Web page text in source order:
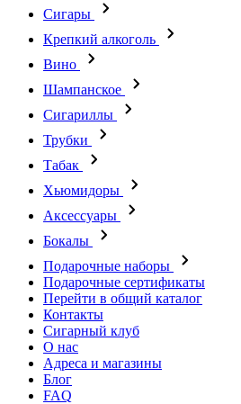
Сигары
Крепкий алкоголь
Вино
Шампанское
Сигариллы
Трубки
Табак
Хьюмидоры
Аксессуары
Бокалы
Подарочные наборы
Подарочные сертификаты
Перейти в общий каталог
Контакты
Сигарный клуб
О нас
Адреса и магазины
Блог
FAQ